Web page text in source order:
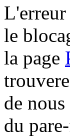
L'erreur
le
la page
de
du